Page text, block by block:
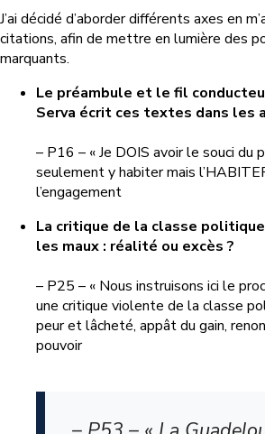
J’ai décidé d’aborder différents axes en
citations, afin de mettre en lumière des
marquants.
Le préambule et le fil
Serva écrit ces textes dans les
– P16 – « Je DOIS avoir le souci du
seulement y habiter mais
l’engagement
La critique de la classe
les maux : réalité ou excès ?
– P25 – « Nous instruisons ici le
une critique violente de la classe
peur et lâcheté, appât du gain,
pouvoir